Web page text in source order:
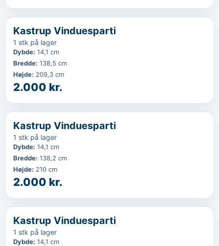
‹
Kastrup Vinduesparti
1 stk på lager
Dybde: 14,1 cm
Bredde: 138,5 cm
Højde: 209,3 cm
2.000 kr.
‹
Kastrup Vinduesparti
1 stk på lager
Dybde: 14,1 cm
Bredde: 138,2 cm
Højde: 210 cm
2.000 kr.
‹
Kastrup Vinduesparti
1 stk på lager
Dybde: 14,1 cm